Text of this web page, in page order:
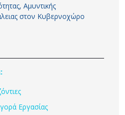
Αμυντικής
στον Κυβερνοχώρο
Εργασίας